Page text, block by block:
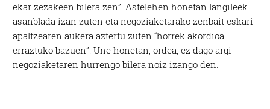
ekar zezakeen bilera zen”. Astelehen honetan langileek
asanblada izan zuten eta negoziaketarako zenbait eskari
apaltzearen aukera aztertu zuten “horrek akordioa
erraztuko bazuen”. Une honetan, ordea, ez dago argi
negoziaketaren hurrengo bilera noiz izango den.